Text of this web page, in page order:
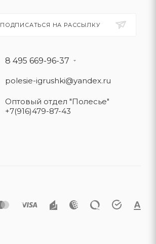
ПОДПИСАТЬСЯ НА РАССЫЛКУ
8 495 669-96-37
polesie-igrushki@yandex.ru
Оптовый отдел "Полесье"
+7(916)479-87-43